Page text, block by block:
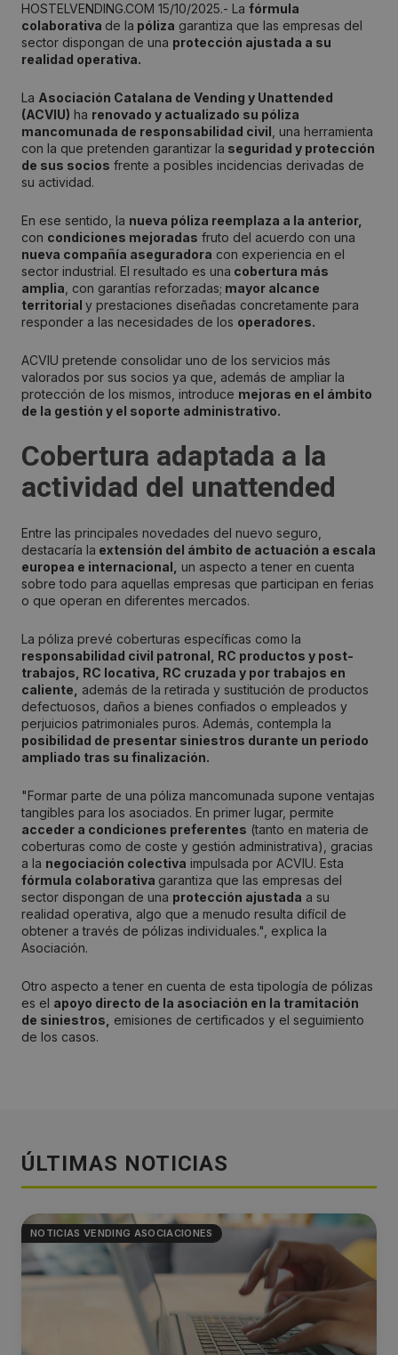
HOSTELVENDING.COM 15/10/2025.- La fórmula
colaborativa de la póliza garantiza que las empresas del
sector dispongan de una protección ajustada a su
realidad operativa.
La Asociación Catalana de Vending y Unattended
(ACVIU) ha renovado y actualizado su póliza
mancomunada de responsabilidad civil , una herramienta
con la que pretenden garantizar la seguridad y protección
de sus socios frente a posibles incidencias derivadas de
su actividad.
En ese sentido, la nueva póliza reemplaza a la anterior,
con condiciones mejoradas fruto del acuerdo con una
nueva compañía aseguradora con experiencia en el
sector industrial. El resultado es una cobertura más
amplia , con garantías reforzadas; mayor alcance
territorial y prestaciones diseñadas concretamente para
responder a las necesidades de los operadores.
ACVIU pretende consolidar uno de los servicios más
valorados por sus socios ya que, además de ampliar la
protección de los mismos, introduce mejoras en el ámbito
de la gestión y el soporte administrativo.
Cobertura adaptada a la
actividad del unattended
Entre las principales novedades del nuevo seguro,
destacaría la extensión del ámbito de actuación a escala
europea e internacional, un aspecto a tener en cuenta
sobre todo para aquellas empresas que participan en ferias
o que operan en diferentes mercados.
La póliza prevé coberturas específicas como la
responsabilidad civil patronal, RC productos y post-
trabajos, RC locativa, RC cruzada y por trabajos en
caliente,
además de la retirada y sustitución de productos
defectuosos, daños a bienes confiados o empleados y
perjuicios patrimoniales puros. Además, contempla la
posibilidad de presentar siniestros durante un periodo
ampliado tras su finalización.
"Formar parte de una póliza mancomunada supone ventajas
tangibles para los asociados. En primer lugar, permite
acceder a condiciones preferentes (tanto en materia de
coberturas como de coste y gestión administrativa), gracias
a la negociación colectiva impulsada por ACVIU. Esta
fórmula colaborativa garantiza que las empresas del
sector dispongan de una protección ajustada a su
realidad operativa, algo que a menudo resulta difícil de
obtener a través de pólizas individuales.", explica la
Asociación.
Otro aspecto a tener en cuenta de esta tipología de pólizas
es el apoyo directo de la asociación en la tramitación
de siniestros,
emisiones de certificados y el seguimiento
de los casos.
ÚLTIMAS NOTICIAS
NOTICIAS VENDING ASOCIACIONES